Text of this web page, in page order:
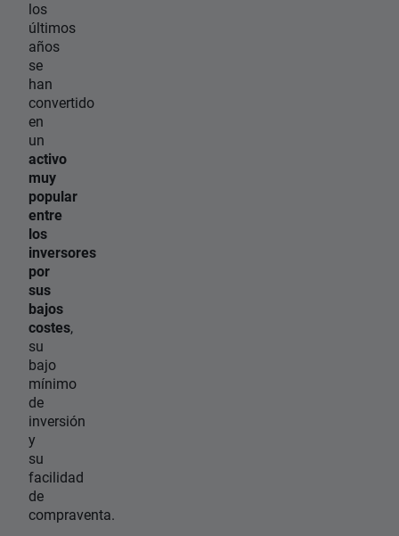
los
últimos
años
se
han
convertido
en
un
activo
muy
popular
entre
los
inversores
por
sus
bajos
costes,
su
bajo
mínimo
de
inversión
y
su
facilidad
de
compraventa.